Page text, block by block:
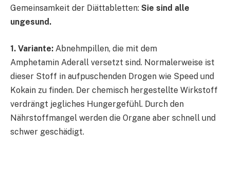
Gemeinsamkeit der Diättabletten: Sie sind alle
ungesund.
1. Variante: Abnehmpillen, die mit dem
Amphetamin Aderall versetzt sind. Normalerweise ist
dieser Stoff in aufpuschenden Drogen wie Speed und
Kokain zu finden. Der chemisch hergestellte Wirkstoff
verdrängt jegliches Hungergefühl. Durch den
Nährstoffmangel werden die Organe aber schnell und
schwer geschädigt.